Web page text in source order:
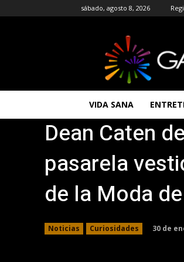
sábado, agosto 8, 2026
|
VIDA SANA
Dean Caten
pasarela
de la Moda
Noticias Curiosidades 30 de